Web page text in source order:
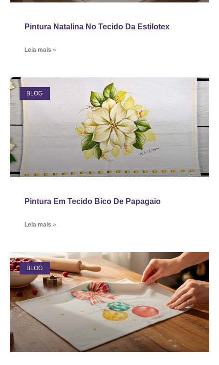
Pintura Natalina No Tecido Da Estilotex
Leia mais »
BLOG
Pintura Em Tecido Bico De Papagaio
Leia mais »
BLOG